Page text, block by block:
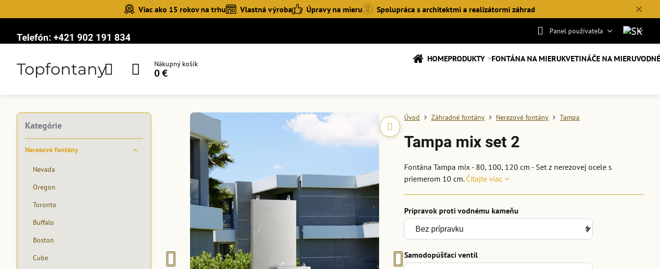
✕
Viac ako 15 rokov na trhu Vlastná výroba Úpravy na mieru Spolupráca s architektmi a realizátormi záhrad
Telefón: +421 902 191 834
Panel používateľa
Topfontany Nákupný košík
0 €
HOMEPRODUKTY FONTÁNA NA MIERUKVETINÁČE NA MIERU
Úvod Záhradné fontány Nerezové fontány Tampa
Tampa mix set 2
Fontána Tampa mix - 80, 100, 120 cm - Set z nerezovej ocele s
priemerom 10 cm. Čítajte viac
Prípravok proti vodnému kameňu
Samodopúšťací ventil
Kategórie
Nerezové fontány
Nevada
Oregon
Toronto
Buffalo
Boston
Cube